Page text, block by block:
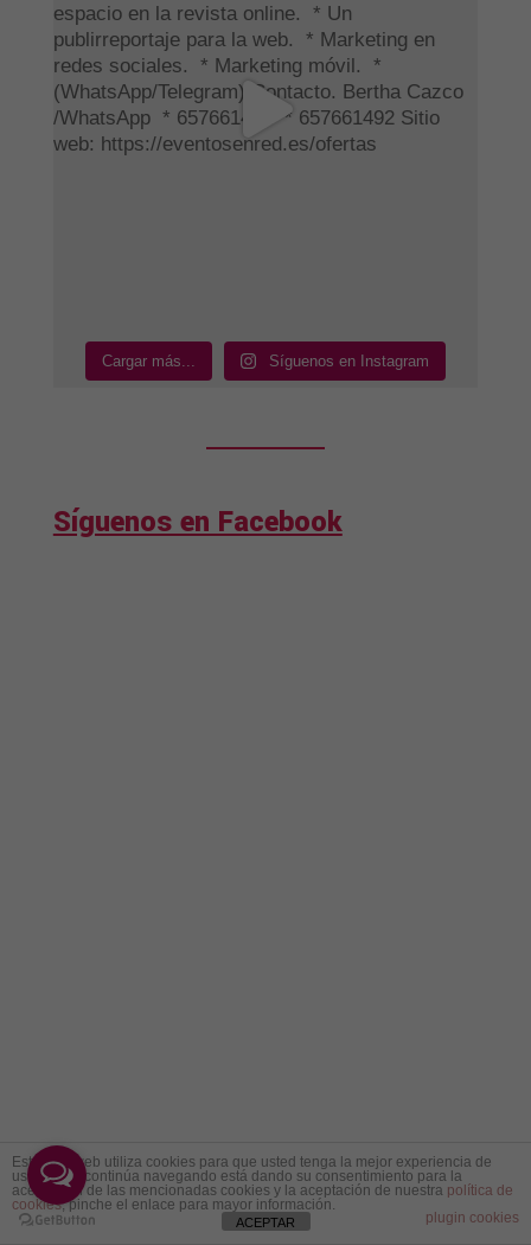
Cargar más... Síguenos en Instagram
Síguenos en Facebook
Este sitio web utiliza cookies para que usted tenga la mejor experiencia de
usuario. Si continúa navegando está dando su consentimiento para la
aceptación de las mencionadas cookies y la aceptación de nuestra política de
cookies, pinche el enlace para mayor información.
plugin cookies
ACEPTAR